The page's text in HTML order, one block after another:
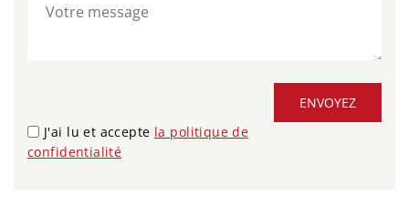
ENVOYEZ
J'ai lu et accepte la politique de
confidentialité